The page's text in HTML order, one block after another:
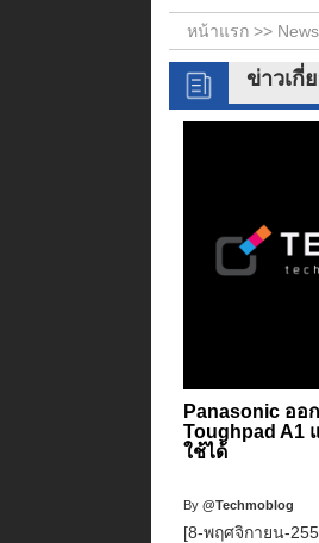
หน้าแรก >> News
ข่าวเกี่
Panasonic ออ
Toughpad A1
ใช้ได้
By@Techmoblog
[8-พฤศจิกายน-